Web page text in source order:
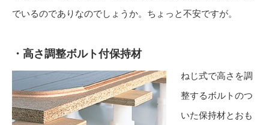
でいるのでありなのでしょうか。ちょっと不安ですが。
・高さ調整ボルト付保持材
ねじ式で高さを調
整するボルトのつ
いた保持材とおも